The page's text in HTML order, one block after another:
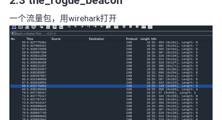
一个流量包，用wirehark打开